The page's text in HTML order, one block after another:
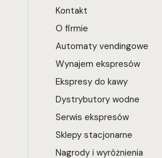
Kontakt
O firmie
Automaty vendingowe
Wynajem ekspresów
Ekspresy do kawy
Dystrybutory wodne
Serwis ekspresów
Sklepy stacjonarne
Nagrody i wyróżnienia